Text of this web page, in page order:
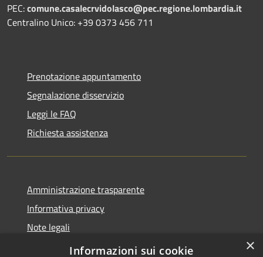
PEC:comune.casalecrvidolasco@pec.regione.lombardia.it
Centralino Unico: +39 0373 456 711
Prenotazione appuntamento
Segnalazione disservizio
Leggi le FAQ
Richiesta assistenza
Amministrazione trasparente
Informativa privacy
Note legali
Dichiarazione di accessibilità
×
Informazioni sui cookie